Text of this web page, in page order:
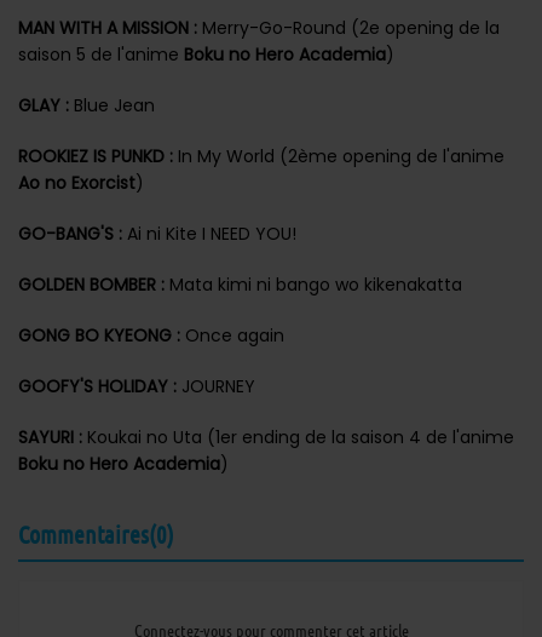
MAN WITH A MISSION : Merry-Go-Round (2e opening de la
saison 5 de l'anime Boku no Hero Academia)
GLAY : Blue Jean
ROOKIEZ IS PUNKD : In My World (2ème opening de l'anime
Ao no Exorcist)
GO-BANG'S : Ai ni Kite I NEED YOU!
GOLDEN BOMBER : Mata kimi ni bango wo kikenakatta
GONG BO KYEONG : Once again
GOOFY'S HOLIDAY : JOURNEY
SAYURI : Koukai no Uta (1er ending de la saison 4 de l'anime
Boku no Hero Academia)
Commentaires(0)
Connectez-vous pour commenter cet article